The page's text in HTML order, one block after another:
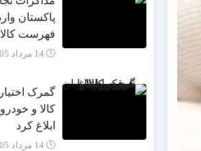
پاکستان
فهرست
14 مرداد 1405
گمرک
کالا و خودرو
ابلاغ کرد
14 مرداد 1405